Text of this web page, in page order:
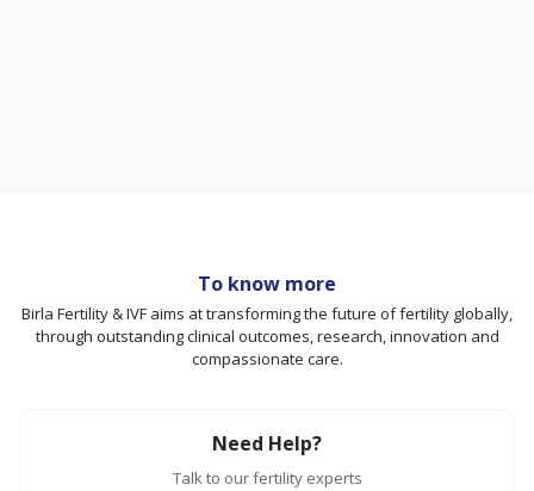
To know more
Birla Fertility & IVF aims at transforming the future of fertility globally,
through outstanding clinical outcomes, research, innovation and
compassionate care.
Need Help?
Talk to our fertility experts